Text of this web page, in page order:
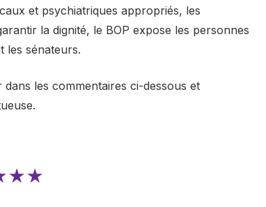
et psychiatriques appropriés, les
la dignité, le BOP expose les personnes
les sénateurs.
les commentaires ci-dessous et